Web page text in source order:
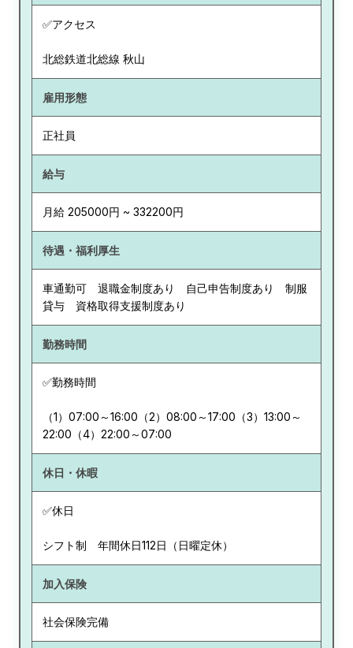
✅アクセス
北総鉄道北総線 秋山
雇用形態
正社員
給与
月給 205000円 ~ 332200円
待遇・福利厚生
車通勤可 退職金制度あり 自己申告制度あり 制服
貸与 資格取得支援制度あり
勤務時間
✅勤務時間
（1）07:00～16:00（2）08:00～17:00（3）13:00～
22:00（4）22:00～07:00
休日・休暇
✅休日
シフト制 年間休日112日（日曜定休）
加入保険
社会保険完備